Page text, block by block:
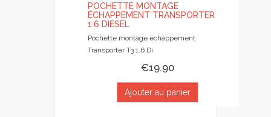
POCHETTE MONTAGE
ÉCHAPPEMENT TRANSPORTER
1.6 DIESEL
Pochette montage échappement
Transporter T3 1.6 Di
€19.90
Ajouter au panier